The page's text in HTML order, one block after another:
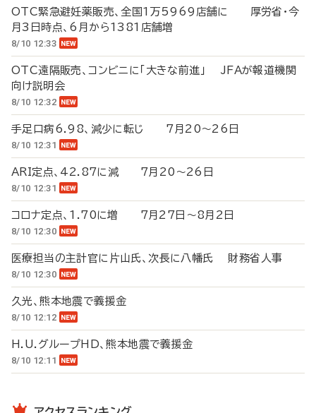
OTC緊急避妊薬販売、全国1万5969店舗に 厚労省・今
月3日時点、6月から1381店舗増
8/10 12:33
OTC遠隔販売、コンビニに「大きな前進」 JFAが報道機関
向け説明会
8/10 12:32
手足口病6.98、減少に転じ 7月20～26日
8/10 12:31
ARI定点、42.87に減 7月20～26日
8/10 12:31
コロナ定点、1.70に増 7月27日～8月2日
8/10 12:30
医療担当の主計官に片山氏、次長に八幡氏 財務省人事
8/10 12:30
久光、熊本地震で義援金
8/10 12:12
H.U.グループHD、熊本地震で義援金
8/10 12:11